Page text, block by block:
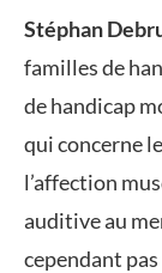
Stéphan
familles de
de handicap
qui concerne
l’affection
auditive au
cependant